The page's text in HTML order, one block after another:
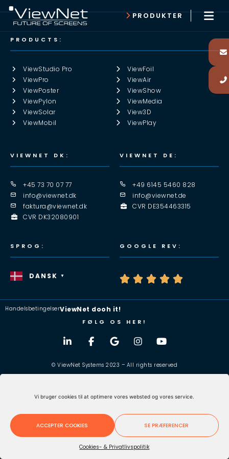
Vi bruger cookies til at optimere vores websted og vores service.
ACCEPTER COOKIES SE PRÆFERENCER
Cookies- & Privatlivspolitik
PRODUKTER
PRODUCTS:
ViewStudio Pro
ViewPro
ViewPoster
ViewPylon
ViewSolar
ViewMobil
ViewFoil
ViewAir
ViewShow
ViewMedia
View3D
ViewPlay
VIEWNET DK:
+45 73 70 07 77
info@viewnet.dk
faktura@viewnet.dk
CVR DK32080901
SPROG:
DANSK ▼
VIEWNET DE:
+49 6145 5460 828
info@viewnet.de
CVR DE354463315
GOOGLE REV:
    
HandelsbetingelserViewNet dooh it!
FØLG OS HER!
© ViewNet Systems 2023 – All rights reserved